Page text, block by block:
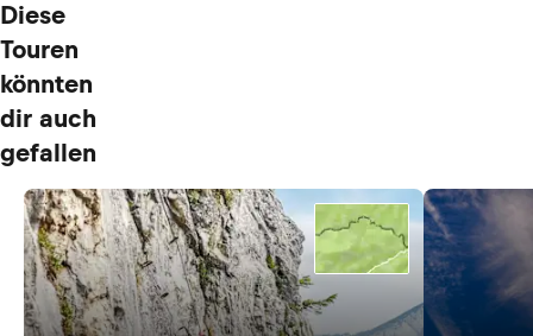
Diese
Touren
könnten
dir auch
gefallen